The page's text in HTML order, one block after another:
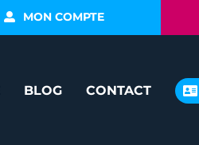
MON COMPTE
BLOG CONTACT